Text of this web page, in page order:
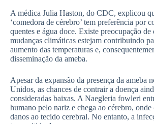
A médica Julia Haston, do CDC, explicou
‘comedora de cérebro’ tem preferência por
quentes e água doce. Existe preocupação de
mudanças climáticas estejam contribuindo
aumento das temperaturas e,
disseminação da ameba.
Apesar da expansão da presença da ameba
Unidos, as chances de contrair a doença
consideradas baixas. A Naegleria fowleri
humano pelo nariz e chega ao cérebro, onde
danos ao tecido cerebral. No entanto, a